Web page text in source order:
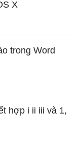
X
trong Word
hợp i ii iii và 1,